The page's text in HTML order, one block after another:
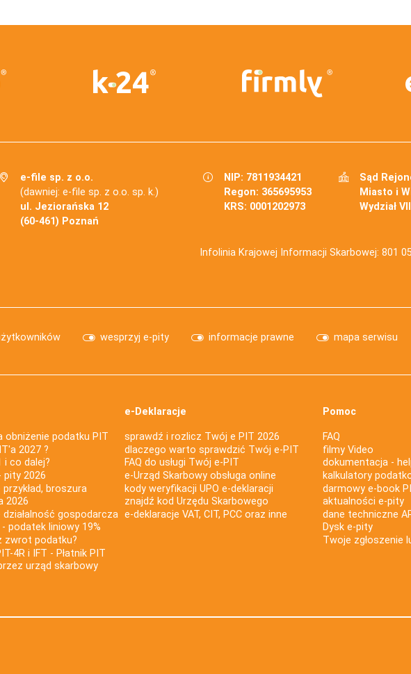
e-file sp. z o.o.
(dawniej: e-file sp. z o.o. sp. k.)
ul. Jeziorańska 12
(60-461) Poznań
NIP: 7811934421
Regon: 365695953
KRS: 0001202973
Sąd
Miasto i
Wydział
Infolinia Krajowej Informacji Skarbowej: 801
wesprzyj e-pity informacje prawne mapa serwisu
obniżenie podatku PIT
2027 ?
i co dalej?
pity 2026
broszura
2026
działalność gospodarcza
- podatek liniowy 19%
zwrot podatku?
4R i IFT - Płatnik PIT
urząd skarbowy
e-Deklaracje
sprawdź i rozlicz Twój e PIT 2026
dlaczego warto sprawdzić Twój e-PIT
FAQ do usługi Twój e-PIT
e-Urząd Skarbowy obsługa online
kody weryfikacji UPO e-deklaracji
znajdź kod Urzędu Skarbowego
e-deklaracje VAT, CIT, PCC oraz inne
Pomoc
FAQ
filmy Video
dokumentacja -
kalkulatory
darmowy e-book
aktualności e-pity
dane techniczne
Dysk e-pity
Twoje zgłoszenie